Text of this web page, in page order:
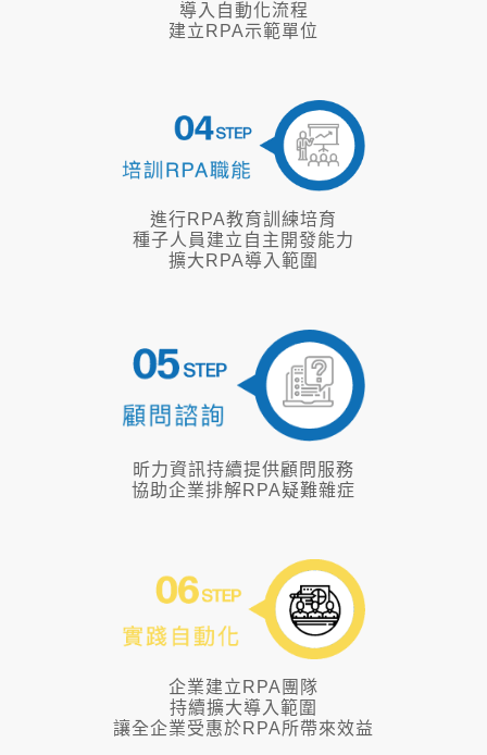
進行RPA教育訓練培育
種子人員建立自主開發能力
昕力資訊持續提供顧問服務
協助企業排解RPA疑難雜症
企業建立RPA團隊
持續擴大導入範圍